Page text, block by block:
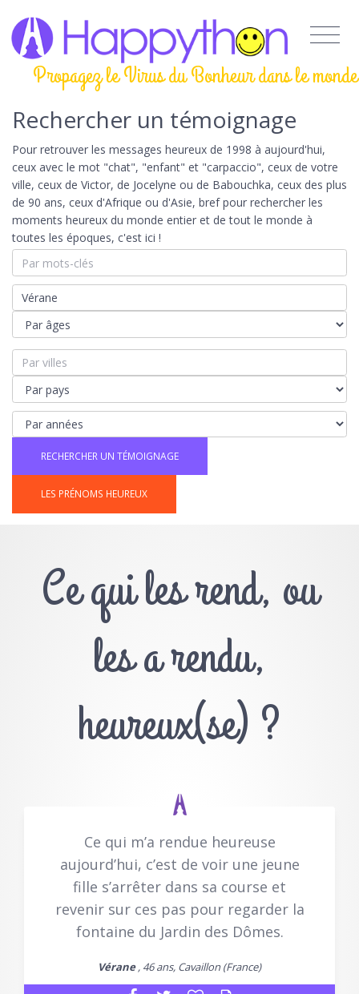
Propagez le Virus du Bonheur dans le monde
Rechercher un témoignage
Pour retrouver les messages heureux de 1998 à aujourd'hui,
ceux avec le mot "chat", "enfant" et "carpaccio", ceux de votre
ville, ceux de Victor, de Jocelyne ou de Babouchka, ceux des plus
de 90 ans, ceux d'Afrique ou d'Asie, bref pour rechercher les
moments heureux du monde entier et de tout le monde à
toutes les époques, c'est ici !
LES PRÉNOMS HEUREUX
Ce qui les rend, ou
les a rendu,
heureux(se) ?
Ce qui m’a rendue heureuse
aujourd’hui, c’est de voir une jeune
fille s’arrêter dans sa course et
revenir sur ces pas pour regarder la
fontaine du Jardin des Dômes.
Vérane, 46 ans, Cavaillon (France)